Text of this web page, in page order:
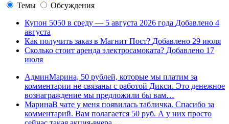
Темы
Обсуждения
Купон 5050 в среду — 5 августа 2026 года Добавлено 4
августа
Как получить заказ в Магнит Пост? Добавлено 29 июля
Сколько стоит аренда электросамоката? Добавлено 17
июля
АдминМарина, 50 рублей, которые мы платим за
комментарии не связаны с работой Дикси. Это денежное
вознаграждение мы предложили бы вам…
МаринаВ чате у меня появилась табличка. Спасибо за
комментарий. Вам полагается 50 руб. А у них просто